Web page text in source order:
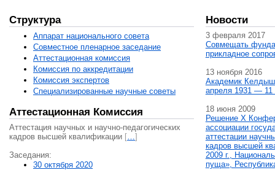
Структура
Аппарат национального совета
Совместное пленарное заседание
Аттестационная комисcия
Комиссия по аккредитации
Комиссия экспертов
Специализированные научные советы
Аттестационная Комиссия
Аттестация научных и научно-педагогических
кадров высшей квалификации […]
Заседания:
30 октября 2020
Новости
3 февраля 2017
Совмещать
прикладное
13 ноября 2016
Академик
апреля 1931 — 11
18 июня 2009
Решение X
ассоциации
аттестации
кадров высшей
2009 г.,
пуща»,